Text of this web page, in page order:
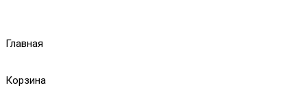
Главная
Корзина